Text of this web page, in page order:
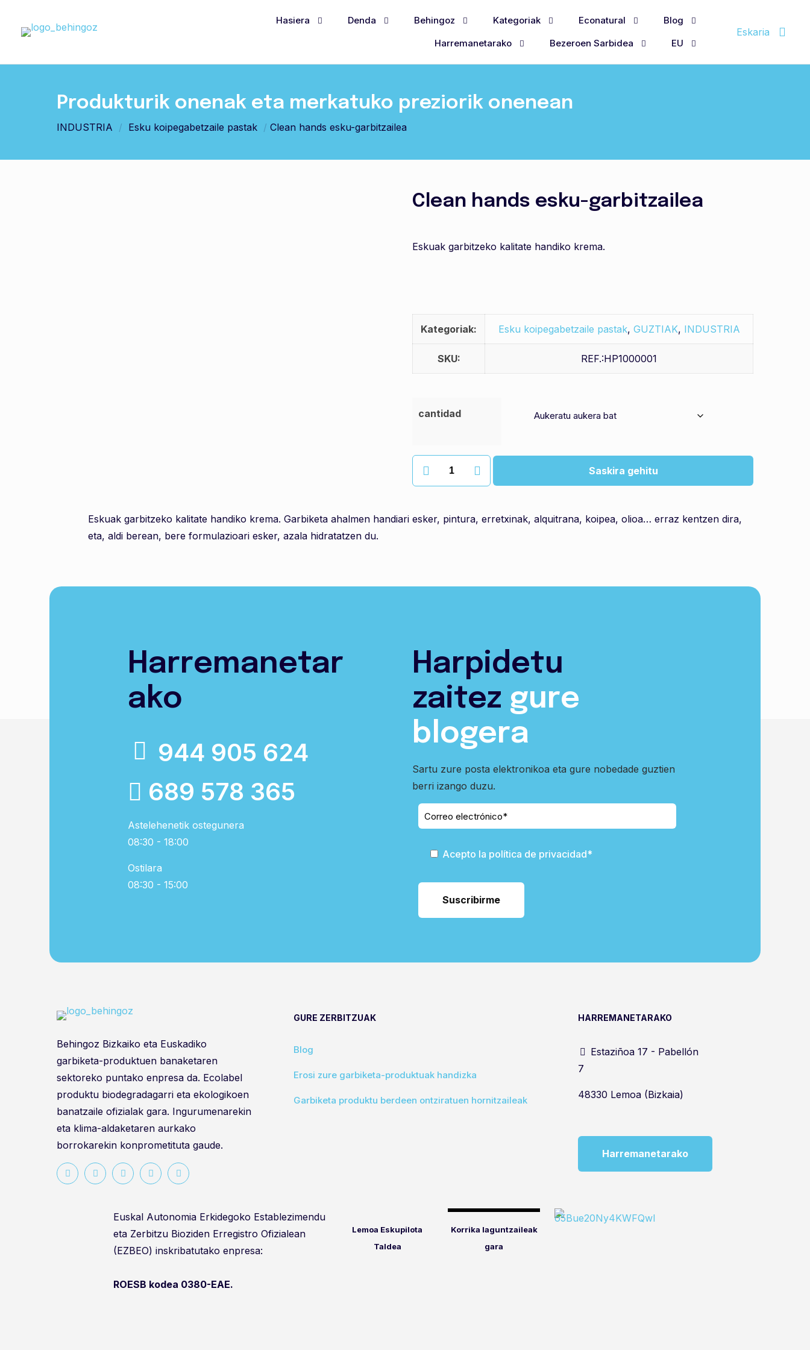
Hasiera Denda Behingoz Kategoriak Econatural
Blog
Harremanetarako
Bezeroen Sarbidea EU
Eskaria
Produkturik onenak eta merkatuko preziorik onenean
INDUSTRIA / Esku koipegabetzaile pastak / Clean hands esku-garbitzailea
Clean hands esku-garbitzailea
Eskuak garbitzeko kalitate handiko krema.
Kategoriak: Esku koipegabetzaile pastak, GUZTIAK, INDUSTRIA
SKU: REF.:HP1000001
cantidad
garbitzailea
Saskira gehitu
Eskuak garbitzeko kalitate handiko krema. Garbiketa ahalmen handiari esker, pintura, erretxinak, alquitrana, koipea, olioa… erraz kentzen dira,
eta, aldi berean, bere formulazioari esker, azala hidratatzen du.
Harremanetar
ako
944 905 624
689 578 365
Astelehenetik ostegunera
08:30 - 18:00
Ostilara
08:30 - 15:00
Harpidetu
zaitez gure
blogera
Sartu zure posta elektronikoa eta gure nobedade guztien
berri izango duzu.
Acepto la política de privacidad*
Behingoz Bizkaiko eta Euskadiko
garbiketa-produktuen banaketaren
sektoreko puntako enpresa da. Ecolabel
produktu biodegradagarri eta ekologikoen
banatzaile ofizialak gara. Ingurumenarekin
eta klima-aldaketaren aurkako
borrokarekin konprometituta gaude.
GURE ZERBITZUAK
Blog
Erosi zure garbiketa-produktuak handizka
Garbiketa produktu berdeen ontziratuen hornitzaileak
HARREMANETARAKO
Estaziñoa 17 - Pabellón
7
48330 Lemoa (Bizkaia)
Harremanetarako
Euskal Autonomia Erkidegoko Establezimendu
eta Zerbitzu Bioziden Erregistro Ofizialean
(EZBEO) inskribatutako enpresa:
ROESB kodea 0380-EAE.
Lemoa Eskupilota
Taldea
Korrika laguntzaileak
gara